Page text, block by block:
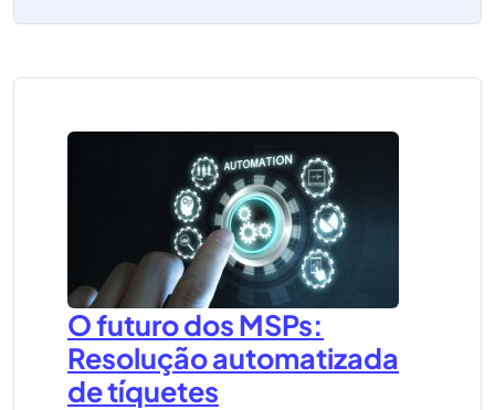
O futuro dos MSPs:
Resolução automatizada
de tíquetes